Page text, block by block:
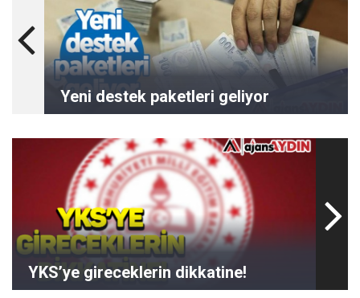
Yeni destek paketleri geliyor
YKS’ye gireceklerin dikkatine!